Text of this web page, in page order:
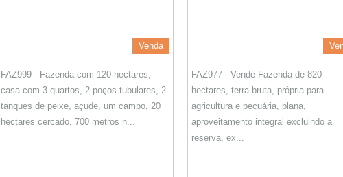
Venda
FAZ999 - Fazenda com 120 hectares,
casa com 3 quartos, 2 poços tubulares, 2
tanques de peixe, açude, um campo, 20
hectares cercado, 700 metros n...
FAZ977 - Vende Fazenda de 820
hectares, terra bruta, própria para
agricultura e pecuária, plana,
aproveitamento integral excluindo a
reserva, ex...